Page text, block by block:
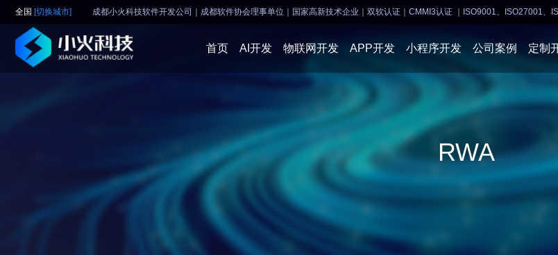
全国 [切换城市] 成都小火科技软件开发公司｜成都软件协会理事单位 国家高新技术企业｜双软认证｜CMMI3认证 ｜ISO9001、ISO27001、
首页 AI开发 物联网开发 APP开发 小程序开发 公司案例
AI软件开发
物联网软件
定制
RWA